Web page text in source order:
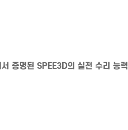
증명된 SPEE3D의 실전 수리 능력